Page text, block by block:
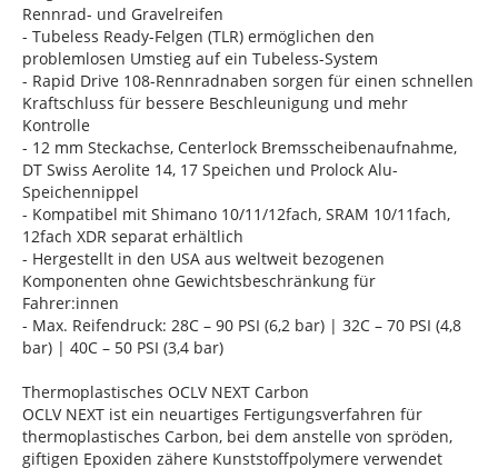
Rennrad- und Gravelreifen
- Tubeless Ready-Felgen (TLR) ermöglichen den
problemlosen Umstieg auf ein Tubeless-System
- Rapid Drive 108-Rennradnaben sorgen für einen schnellen
Kraftschluss für bessere Beschleunigung und mehr
Kontrolle
- 12 mm Steckachse, Centerlock Bremsscheibenaufnahme,
DT Swiss Aerolite 14, 17 Speichen und Prolock Alu-
Speichennippel
- Kompatibel mit Shimano 10/11/12fach, SRAM 10/11fach,
12fach XDR separat erhältlich
- Hergestellt in den USA aus weltweit bezogenen
Komponenten ohne Gewichtsbeschränkung für
Fahrer:innen
- Max. Reifendruck: 28C – 90 PSI (6,2 bar) | 32C – 70 PSI (4,8
bar) | 40C – 50 PSI (3,4 bar)
Thermoplastisches OCLV NEXT Carbon
OCLV NEXT ist ein neuartiges Fertigungsverfahren für
thermoplastisches Carbon, bei dem anstelle von spröden,
giftigen Epoxiden zähere Kunststoffpolymere verwendet